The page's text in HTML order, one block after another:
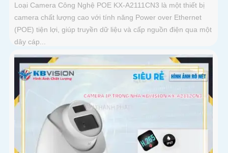
Loại Camera Công Nghệ POE KX-A2111CN3 là một thiết bị
camera chất lượng cao với tính năng Power over Ethernet
(POE) tiện lợi, giúp truyền dữ liệu và cấp nguồn điện qua một
dây cáp...